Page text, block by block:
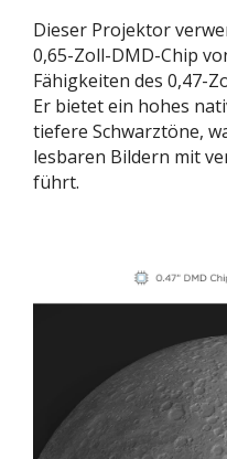
Dieser Projektor
0,65-Zoll-DMD-Chip
Fähigkeiten des 0,47-
Er bietet ein hohes
tiefere Schwarztöne,
lesbaren Bildern mit
führt.